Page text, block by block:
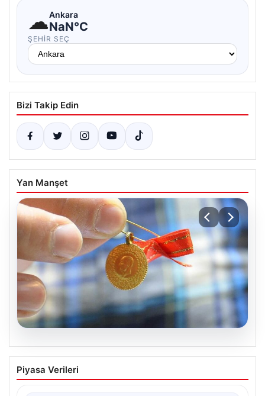
☁Ankara
NaN°C
ŞEHIR SEÇ
Bizi Takip Edin
Yan Manşet
05.08.2026
Altın fiyatları canlı 8 Nisan 2026: Altın
fiyatları ne kadar oldu? Gram, çeyrek,
Piyasa Verileri